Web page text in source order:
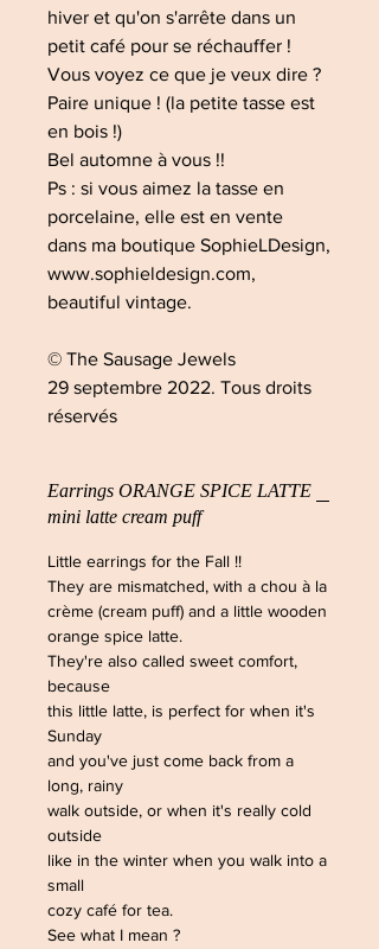
hiver et qu'on s'arrête dans un
petit café pour se réchauffer !
Vous voyez ce que je veux dire ?
Paire unique ! (la petite tasse est
en bois !)
Bel automne à vous !!
Ps : si vous aimez la tasse en
porcelaine, elle est en vente
dans ma boutique SophieLDesign,
www.sophieldesign.com,
beautiful vintage.
© The Sausage Jewels
29 septembre 2022. Tous droits
réservés
Earrings ORANGE SPICE LATTE
mini latte cream puff
Little earrings for the Fall !!
They are mismatched, with a chou à la
crème (cream puff) and a little wooden
orange spice latte.
They're also called sweet comfort,
because
this little latte, is perfect for when it's
Sunday
and you've just come back from a
long, rainy
walk outside, or when it's really cold
outside
like in the winter when you walk into a
small
cozy café for tea.
See what I mean ?